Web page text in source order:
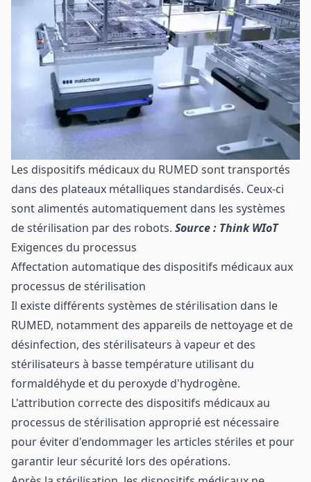
Les dispositifs médicaux du RUMED sont transportés
dans des plateaux métalliques standardisés. Ceux-ci
sont alimentés automatiquement dans les systèmes
de stérilisation par des robots. Source : Think WIoT
Exigences du processus
Affectation automatique des dispositifs médicaux aux
processus de stérilisation
Il existe différents systèmes de stérilisation dans le
RUMED, notamment des appareils de nettoyage et de
désinfection, des stérilisateurs à vapeur et des
stérilisateurs à basse température utilisant du
formaldéhyde et du peroxyde d'hydrogène.
L'attribution correcte des dispositifs médicaux au
processus de stérilisation approprié est nécessaire
pour éviter d'endommager les articles stériles et pour
garantir leur sécurité lors des opérations.